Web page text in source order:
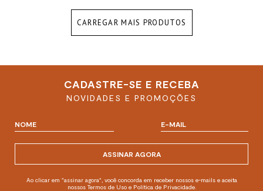
CARREGAR MAIS PRODUTOS
CADASTRE-SE E RECEBA
NOVIDADES E PROMOÇÕES
ASSINAR AGORA
Ao clicar em "assinar agora", você concorda em receber nossos e-mails e aceita
nossos Termos de Uso e Política de Privacidade.